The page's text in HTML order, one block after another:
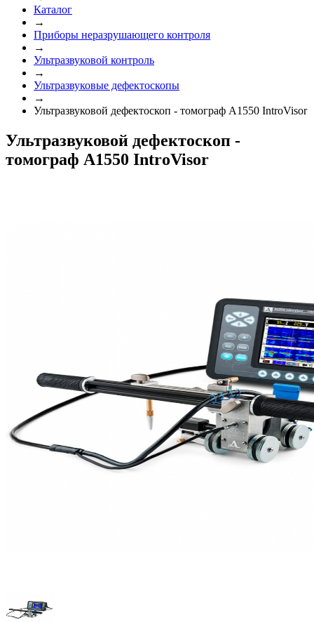
Каталог
→
Приборы неразрушающего контроля
→
Ультразвуковой контроль
→
Ультразвуковые дефектоскопы
→
Ультразвуковой дефектоскоп - томограф А1550 IntroVisor
Ультразвуковой дефектоскоп -
томограф А1550 IntroVisor